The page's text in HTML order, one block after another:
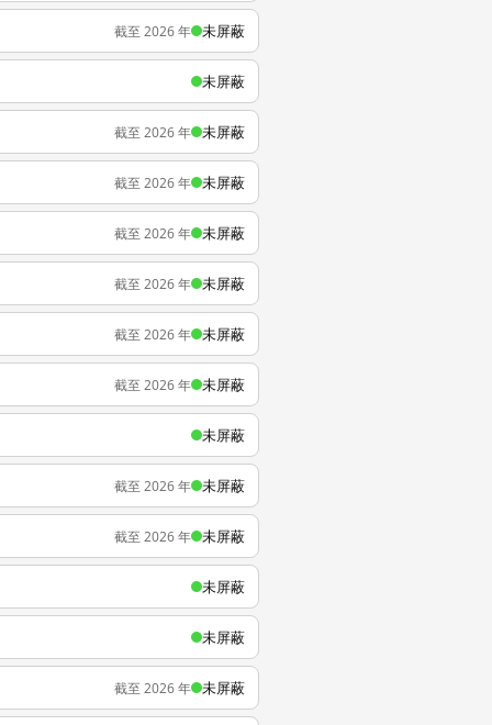
截至 2026 年 未屏蔽
未屏蔽
截至 2026 年 未屏蔽
截至 2026 年 未屏蔽
截至 2026 年 未屏蔽
截至 2026 年 未屏蔽
截至 2026 年 未屏蔽
截至 2026 年 未屏蔽
未屏蔽
截至 2026 年 未屏蔽
截至 2026 年 未屏蔽
未屏蔽
未屏蔽
截至 2026 年 未屏蔽